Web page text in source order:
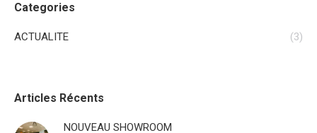
Categories
ACTUALITE (3)
Articles Récents
NOUVEAU SHOWROOM